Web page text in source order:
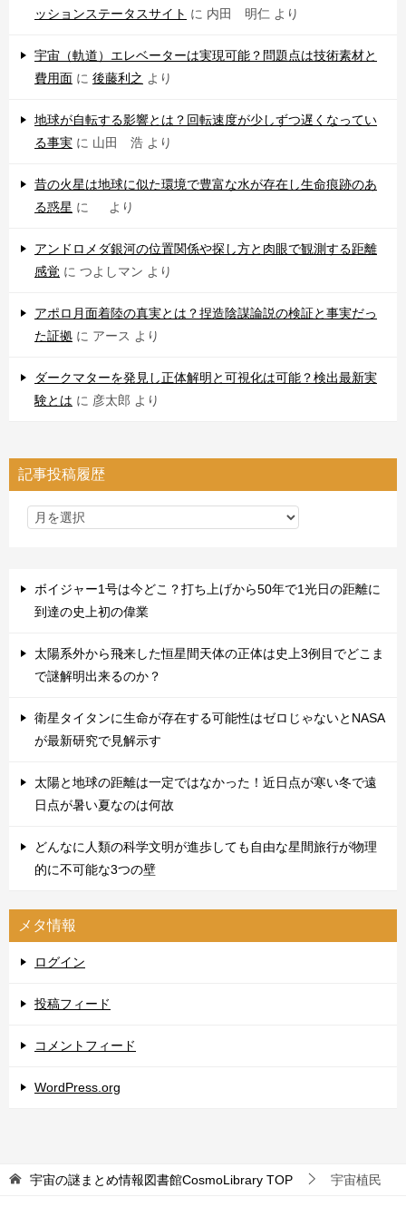
ッションステータスサイト に 内田 明仁 より
宇宙（軌道）エレベーターは実現可能？問題点は技術素材と
費用面 に 後藤利之 より
地球が自転する影響とは？回転速度が少しずつ遅くなってい
る事実 に 山田 浩 より
昔の火星は地球に似た環境で豊富な水が存在し生命痕跡のあ
る惑星 に より
アンドロメダ銀河の位置関係や探し方と肉眼で観測する距離
感覚 に つよしマン より
アポロ月面着陸の真実とは？捏造陰謀論説の検証と事実だっ
た証拠 に アース より
ダークマターを発見し正体解明と可視化は可能？検出最新実
験とは に 彦太郎 より
記事投稿履歴
ボイジャー1号は今どこ？打ち上げから50年で1光日の距離に
到達の史上初の偉業
太陽系外から飛来した恒星間天体の正体は史上3例目でどこま
で謎解明出来るのか？
衛星タイタンに生命が存在する可能性はゼロじゃないとNASA
が最新研究で見解示す
太陽と地球の距離は一定ではなかった！近日点が寒い冬で遠
日点が暑い夏なのは何故
どんなに人類の科学文明が進歩しても自由な星間旅行が物理
的に不可能な3つの壁
メタ情報
ログイン
投稿フィード
コメントフィード
WordPress.org
宇宙の謎まとめ情報図書館CosmoLibrary TOP 宇宙植民